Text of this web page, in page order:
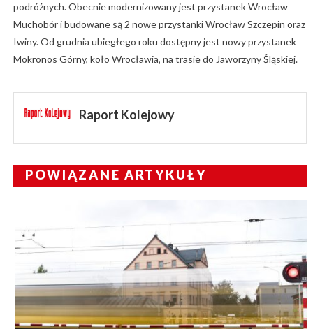
podróżnych. Obecnie modernizowany jest przystanek Wrocław
Muchobór i budowane są 2 nowe przystanki Wrocław Szczepin oraz
Iwiny. Od grudnia ubiegłego roku dostępny jest nowy przystanek
Mokronos Górny, koło Wrocławia, na trasie do Jaworzyny Śląskiej.
Raport Kolejowy
POWIĄZANE ARTYKUŁY